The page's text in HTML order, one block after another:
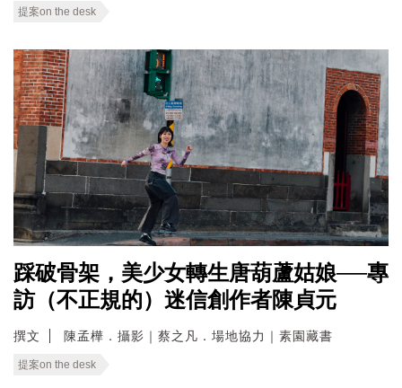
提案on the desk
踩破骨架，美少女轉生唐葫蘆姑娘──專
訪（不正規的）迷信創作者陳貞元
撰文 陳孟樺．攝影｜蔡之凡．場地協力｜素園藏書
提案on the desk